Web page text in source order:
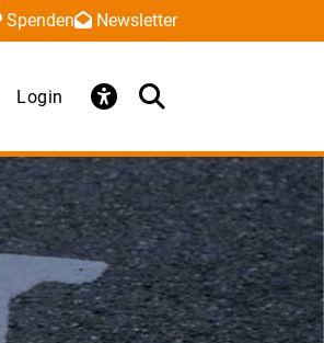
Spenden Newsletter
Login